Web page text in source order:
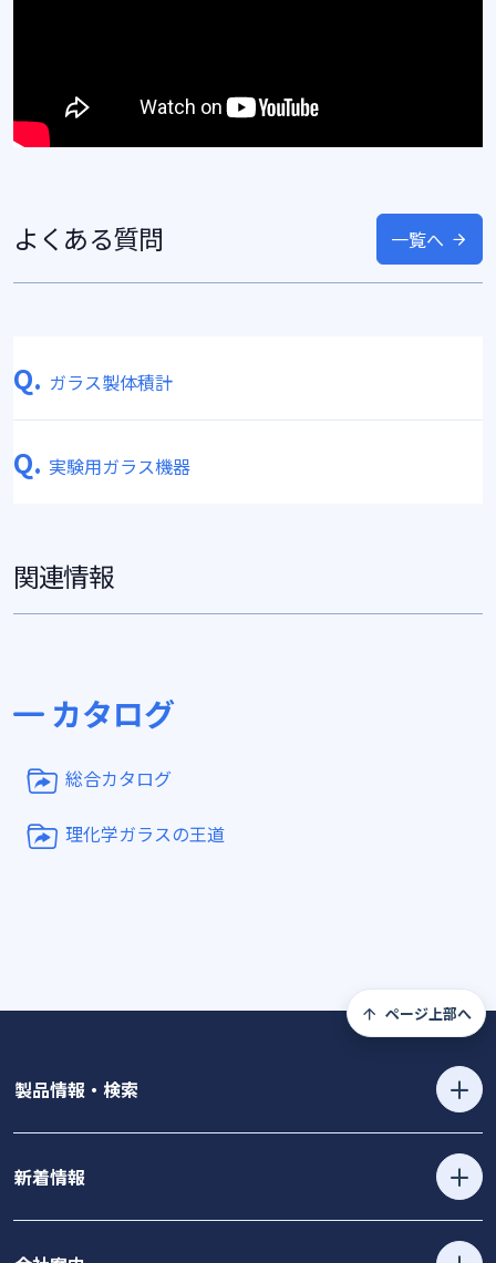
よくある質問 一覧へ
Q. ガラス製体積計
Q. 実験用ガラス機器
関連情報
カタログ
総合カタログ
理化学ガラスの王道
ページ上部へ
製品情報・検索
新着情報